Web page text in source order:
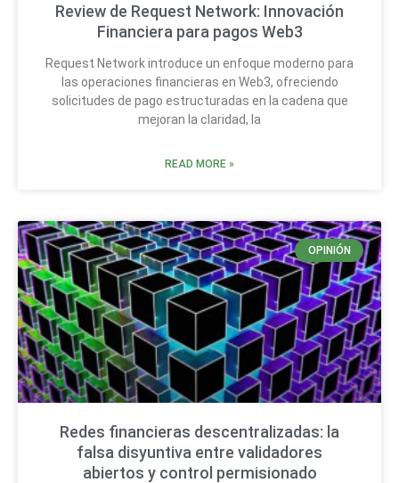
Review de Request Network: Innovación
Financiera para pagos Web3
Request Network introduce un enfoque moderno para
las operaciones financieras en Web3, ofreciendo
solicitudes de pago estructuradas en la cadena que
mejoran la claridad, la
READ MORE »
OPINIÓN
Redes financieras descentralizadas: la
falsa disyuntiva entre validadores
abiertos y control permisionado